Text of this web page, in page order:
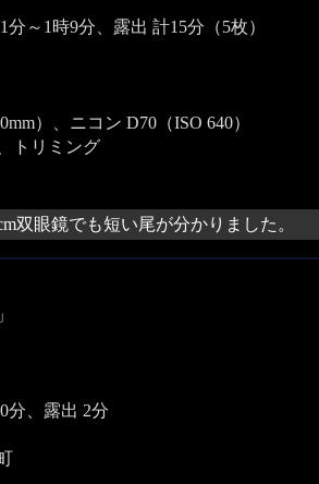
分～1時9分、露出 計15分（5枚）
）、ニコン D70（ISO 640）
トリミング
双眼鏡でも短い尾が分かりました。
分、露出 2分